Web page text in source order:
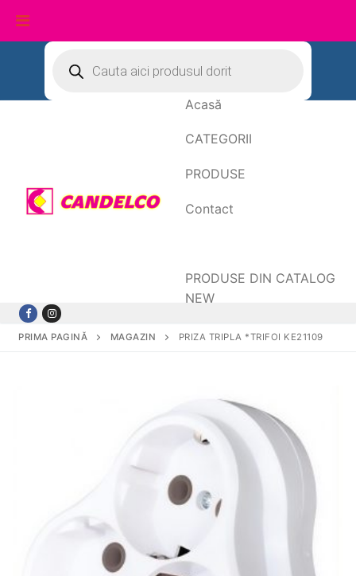
conținut
search
Acasă
CATEGORII
PRODUSE
Contact
PRODUSE DIN CATALOG
NEW
PRIMA PAGINĂ MAGAZIN PRIZA TRIPLA *TRIFOI KE21109